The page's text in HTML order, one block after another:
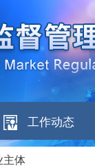
工作动态
主体